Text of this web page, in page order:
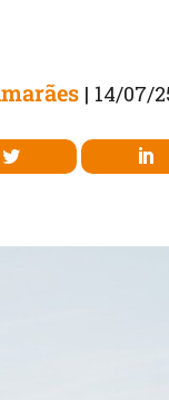
| 14/07/